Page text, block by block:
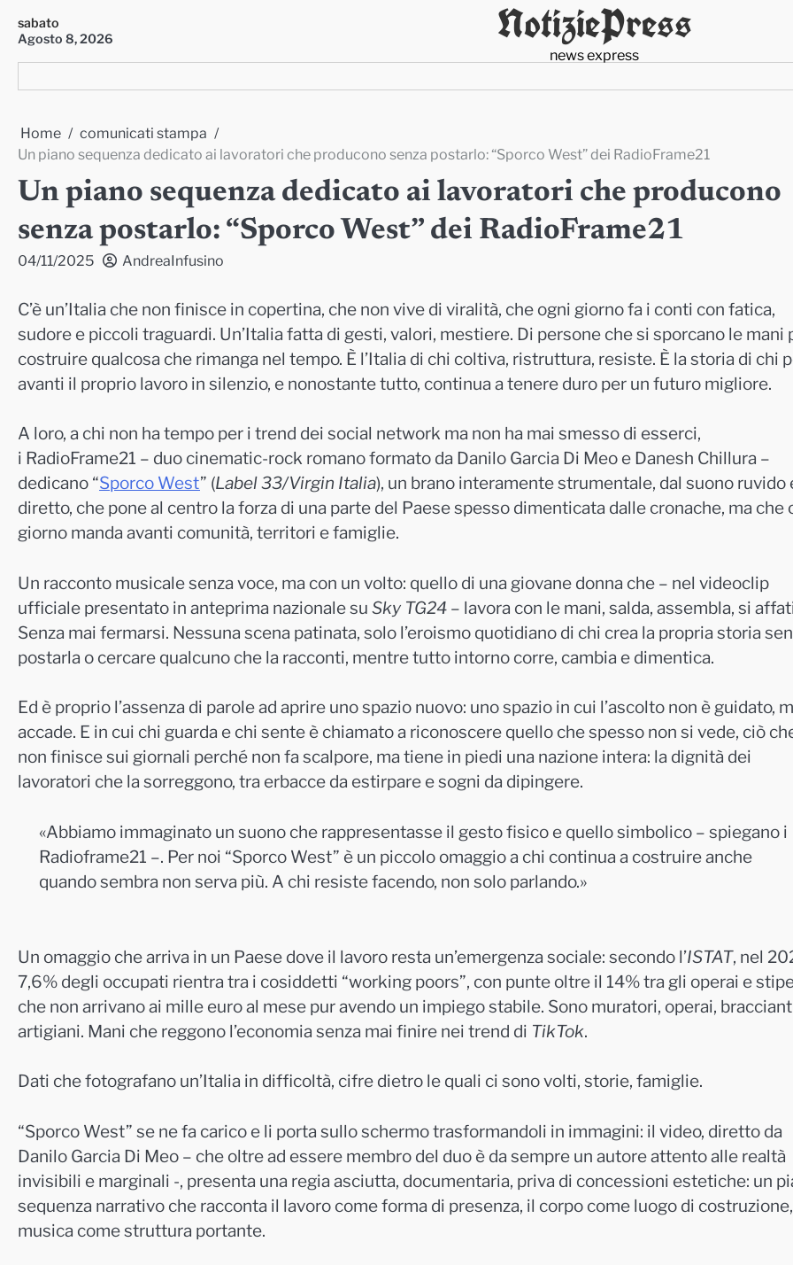
content
sabato
Agosto 8, 2026
NotiziePress
news express
Home
comunicati stampa
Un piano sequenza dedicato ai lavoratori che producono senza postarlo: “Sporco West” dei RadioFrame21
Un piano sequenza dedicato ai lavoratori che producono
senza postarlo: “Sporco West” dei RadioFrame21
04/11/2025 AndreaInfusino
C’è un’Italia che non finisce in copertina, che non vive di viralità, che ogni giorno fa i conti con fatica,
sudore e piccoli traguardi. Un’Italia fatta di gesti, valori, mestiere. Di persone che si sporcano le mani
costruire qualcosa che rimanga nel tempo. È l’Italia di chi coltiva, ristruttura, resiste. È la storia di chi
avanti il proprio lavoro in silenzio, e nonostante tutto, continua a tenere duro per un futuro migliore.
A loro, a chi non ha tempo per i trend dei social network ma non ha mai smesso di esserci,
i RadioFrame21 – duo cinematic-rock romano formato da Danilo Garcia Di Meo e Danesh Chillura –
dedicano “Sporco West” (Label 33/Virgin Italia), un brano interamente strumentale, dal suono ruvido
diretto, che pone al centro la forza di una parte del Paese spesso dimenticata dalle cronache, ma che
giorno manda avanti comunità, territori e famiglie.
Un racconto musicale senza voce, ma con un volto: quello di una giovane donna che – nel videoclip
ufficiale presentato in anteprima nazionale su Sky TG24 – lavora con le mani, salda, assembla, si
Senza mai fermarsi. Nessuna scena patinata, solo l’eroismo quotidiano di chi crea la propria storia
postarla o cercare qualcuno che la racconti, mentre tutto intorno corre, cambia e dimentica.
Ed è proprio l’assenza di parole ad aprire uno spazio nuovo: uno spazio in cui l’ascolto non è guidato,
accade. E in cui chi guarda e chi sente è chiamato a riconoscere quello che spesso non si vede, ciò
non finisce sui giornali perché non fa scalpore, ma tiene in piedi una nazione intera: la dignità dei
lavoratori che la sorreggono, tra erbacce da estirpare e sogni da dipingere.
«Abbiamo immaginato un suono che rappresentasse il gesto fisico e quello simbolico – spiegano i
Radioframe21 –. Per noi “Sporco West” è un piccolo omaggio a chi continua a costruire anche
quando sembra non serva più. A chi resiste facendo, non solo parlando.»
Un omaggio che arriva in un Paese dove il lavoro resta un’emergenza sociale: secondo l’ISTAT, nel
7,6% degli occupati rientra tra i cosiddetti “working poors”, con punte oltre il 14% tra gli operai e
che non arrivano ai mille euro al mese pur avendo un impiego stabile. Sono muratori, operai,
artigiani. Mani che reggono l’economia senza mai finire nei trend di TikTok.
Dati che fotografano un’Italia in difficoltà, cifre dietro le quali ci sono volti, storie, famiglie.
“Sporco West” se ne fa carico e li porta sullo schermo trasformandoli in immagini: il video, diretto da
Danilo Garcia Di Meo – che oltre ad essere membro del duo è da sempre un autore attento alle realtà
invisibili e marginali -, presenta una regia asciutta, documentaria, priva di concessioni estetiche: un
sequenza narrativo che racconta il lavoro come forma di presenza, il corpo come luogo di
musica come struttura portante.